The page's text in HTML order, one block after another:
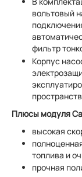
вольтовый
фильтр
Корпус
Плюсы модуля
высокая
топлива и
прочная